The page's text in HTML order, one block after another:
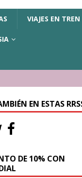
VIAJES EN TREN
EN ESTAS
DE 10% CON